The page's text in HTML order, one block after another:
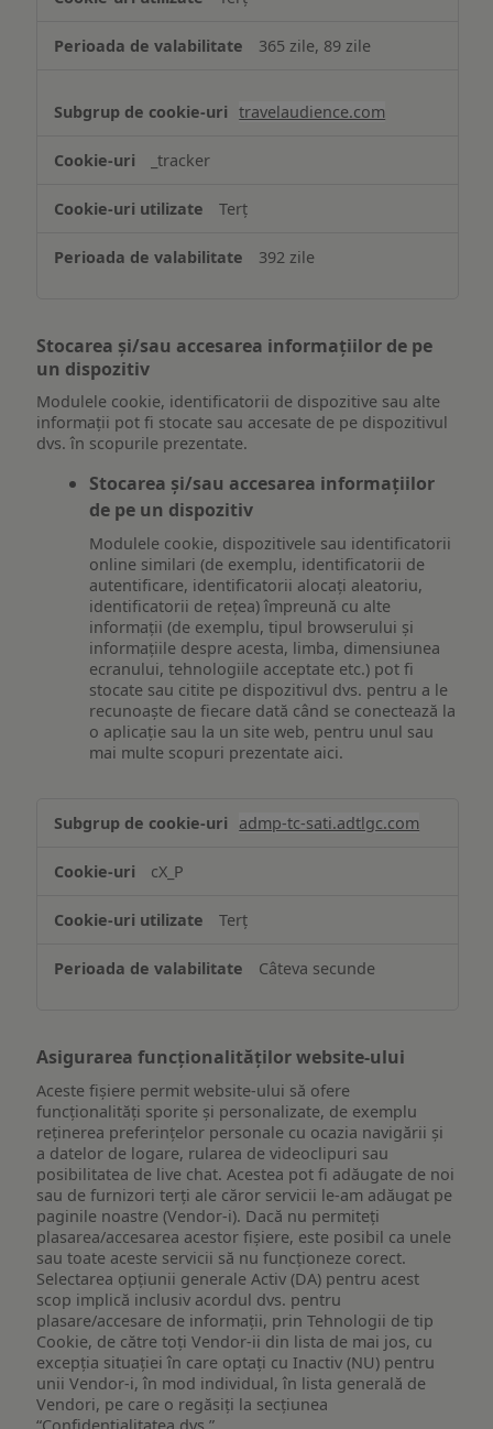
365 zile, 89 zile
travelaudience.com
_tracker
Terț
392 zile
Stocarea și/sau accesarea informațiilor de pe
un dispozitiv
Modulele cookie, identificatorii de dispozitive sau alte
informații pot fi stocate sau accesate de pe dispozitivul
dvs. în scopurile prezentate.
Stocarea și/sau accesarea informațiilor
de pe un dispozitiv
Modulele cookie, dispozitivele sau identificatorii
online similari (de exemplu, identificatorii de
autentificare, identificatorii alocați aleatoriu,
identificatorii de rețea) împreună cu alte
informații (de exemplu, tipul browserului și
informațiile despre acesta, limba, dimensiunea
ecranului, tehnologiile acceptate etc.) pot fi
stocate sau citite pe dispozitivul dvs. pentru a le
recunoaște de fiecare dată când se conectează la
o aplicație sau la un site web, pentru unul sau
mai multe scopuri prezentate aici.
și/sau
informațiilor
pe
dispozitiv
admp-tc-sati.adtlgc.com
cX_P
Terț
Câteva secunde
Asigurarea funcționalităților website-ului
Aceste fișiere permit website-ului să ofere
funcționalități sporite și personalizate, de exemplu
reţinerea preferinţelor personale cu ocazia navigării și
a datelor de logare, rularea de videoclipuri sau
posibilitatea de live chat. Acestea pot fi adăugate de noi
sau de furnizori terți ale căror servicii le-am adăugat pe
paginile noastre (Vendor-i). Dacă nu permiteți
plasarea/accesarea acestor fișiere, este posibil ca unele
sau toate aceste servicii să nu funcționeze corect.
Selectarea opțiunii generale Activ (DA) pentru acest
scop implică inclusiv acordul dvs. pentru
plasare/accesare de informații, prin Tehnologii de tip
Cookie, de către toți Vendor-ii din lista de mai jos, cu
excepția situației în care optați cu Inactiv (NU) pentru
unii Vendor-i, în mod individual, în lista generală de
Vendori, pe care o regăsiți la secțiunea